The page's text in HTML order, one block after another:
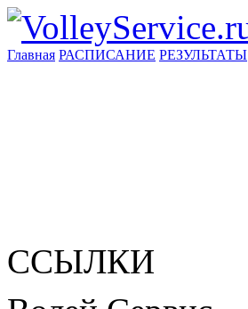
Главная РАСПИСАНИЕ РЕЗУЛЬТАТЫ
ССЫЛКИ